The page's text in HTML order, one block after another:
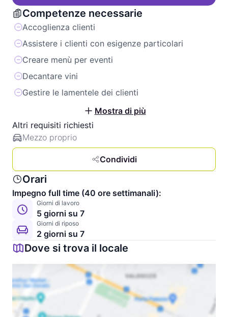
Competenze necessarie
Accoglienza clienti
Assistere i clienti con esigenze particolari
Creare menù per eventi
Decantare vini
Gestire le lamentele dei clienti
Mostra di più
Altri requisiti richiesti
Mezzo proprio
Condividi
Orari
Impegno full time (40 ore settimanali):
Giorni di lavoro
5 giorni su 7
Giorni di riposo
2 giorni su 7
Dove si trova il locale